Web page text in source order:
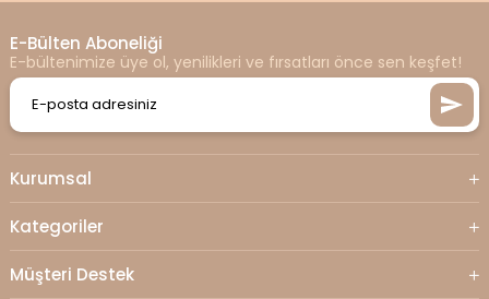
Kurumsal
Kategoriler
Müşteri Destek
E-Bülten Aboneliği
E-bültenimize üye ol, yenilikleri ve fırsatları önce sen keşfet!